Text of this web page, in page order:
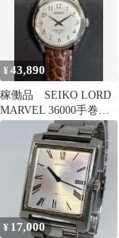
¥43,890
稼働品 SEIKO LORD
MARVEL 36000手巻き
5740-8000
¥ 17,000